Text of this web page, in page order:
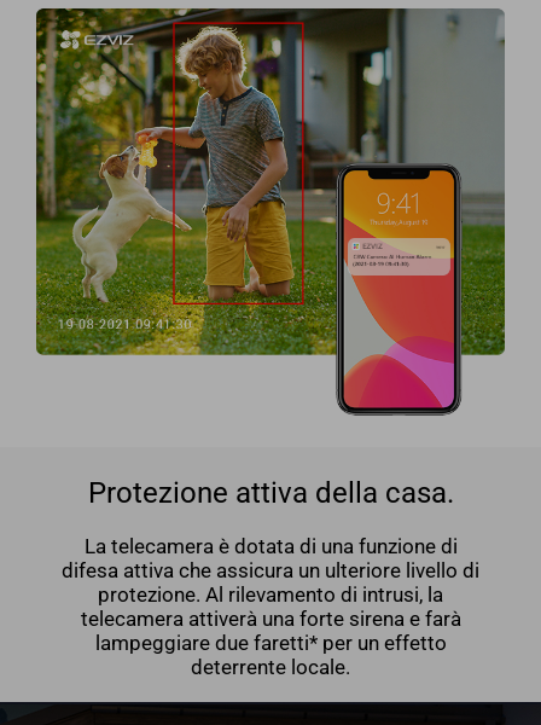
Protezione attiva della casa.
La telecamera è dotata di una funzione di
difesa attiva che assicura un ulteriore livello di
protezione. Al rilevamento di intrusi, la
telecamera attiverà una forte sirena e farà
lampeggiare due faretti* per un effetto
deterrente locale.